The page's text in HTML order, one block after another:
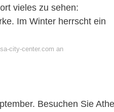
vieles zu sehen:
Im Winter herrscht ein
city-center.com an
Besuchen Sie